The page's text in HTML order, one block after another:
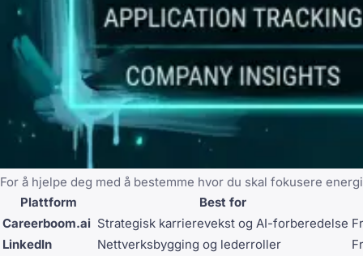
For å hjelpe deg med å bestemme hvor du skal fokusere
Plattform
Best for
Careerboom.ai Strategisk karrierevekst og AI-forberedelse
LinkedIn
Nettverksbygging og lederroller